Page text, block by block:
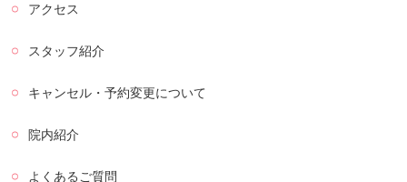
アクセス
スタッフ紹介
キャンセル・予約変更について
院内紹介
よくあるご質問